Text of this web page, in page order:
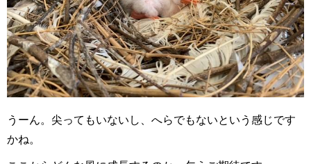
うーん。尖ってもいないし、へらでもないという感じです
かね。